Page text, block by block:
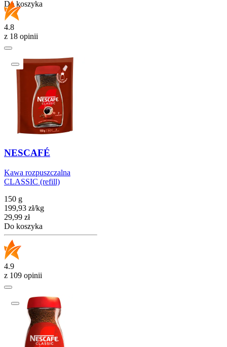
Do koszyka
4.8
z 18 opinii
NESCAFÉ
Kawa rozpuszczalna
CLASSIC (refill)
150 g
199,93 zł/kg
Cena
29,99 zł
Do koszyka
4.9
z 109 opinii